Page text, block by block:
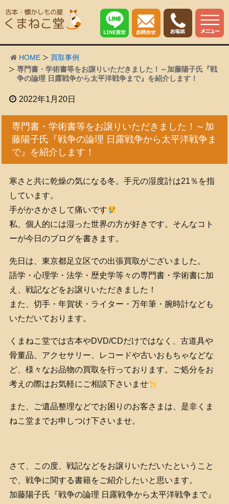
HOME
買取事例
専門書・学術書等をお譲りいただきました！～加藤陽子氏『戦
争の論理 日露戦争から太平洋戦争まで』を紹介します！
2022年1月20日
専門書・学術書等をお譲りいただきました！～加
藤陽子氏『戦争の論理 日露戦争から太平洋戦争ま
で』を紹介します！
寒さと共に乾燥の気になる冬。手元の湿度計は21％を指
しています。
手がかさかさして痛いです
私、個人的には湿った世界の方が好きです。そんなコト
ーが今日のブログを書きます。
先日は、東京都足立区での出張買取がございました。
語学・心理学・法学・歴史学等々の専門書・学術書に加
え、戦記などをお譲りいただきました！
また、切手・年賀状・ライター・万年筆・腕時計なども
いただいております。
くまねこ堂では古本やDVD/CDだけではなく、古道具や
骨董品、アクセサリー、レコードや古いおもちゃなどな
ど、様々なお品物の買取を行っております。ご処分をお
考えの際はお気軽にご相談下さいませ
また、ご遺品整理などでお困りのお客さまは、是非くま
ねこ堂までお申しつけ下さいませ。
さて、この度、戦記などをお譲りいただいたということ
で、戦争に関する書籍をご紹介したいと思います。
加藤陽子氏『戦争の論理 日露戦争から太平洋戦争まで』